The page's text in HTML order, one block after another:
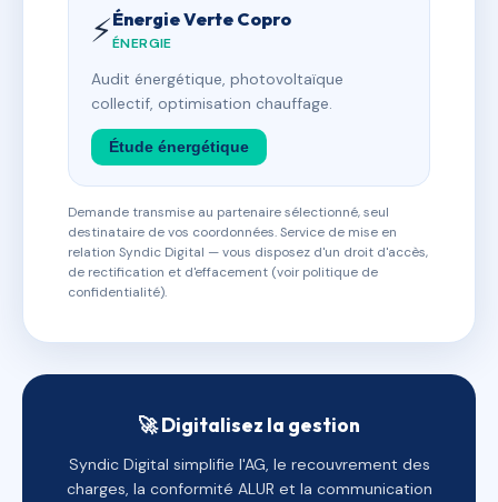
⚡Énergie Verte Copro
ÉNERGIE
Audit énergétique, photovoltaïque
collectif, optimisation chauffage.
Étude énergétique
Demande transmise au partenaire sélectionné, seul
destinataire de vos coordonnées. Service de mise en
relation Syndic Digital — vous disposez d'un droit d'accès,
de rectification et d'effacement (voir politique de
confidentialité).
🚀 Digitalisez la gestion
Syndic Digital simplifie l'AG, le recouvrement des
charges, la conformité ALUR et la communication